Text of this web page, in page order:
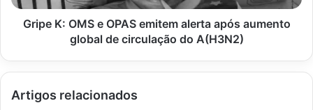
aumento
global
Gripe K: OMS e OPAS emitem alerta após aumento
global de circulação do A(H3N2)
Artigos relacionados